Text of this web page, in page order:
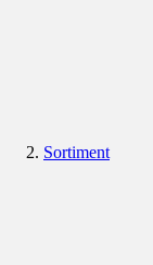
Sortiment